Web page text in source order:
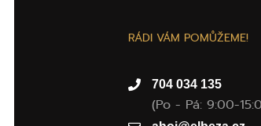
RÁDI VÁM POMŮŽEME!
704 034 135
(Po - Pá: 9:00-